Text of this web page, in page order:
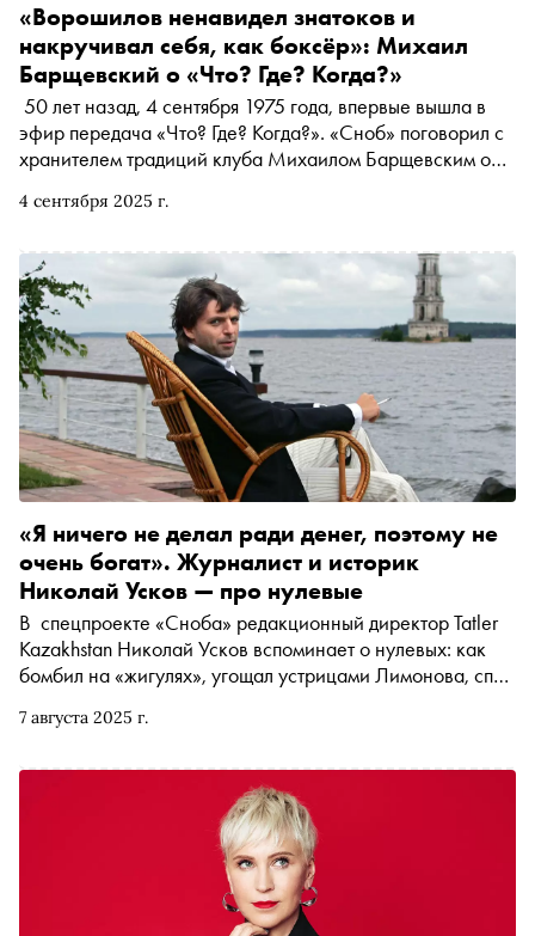
4 сентября 2025 г.
«Ворошилов ненавидел знатоков и
накручивал себя, как боксёр»: Михаил
Барщевский о «Что? Где? Когда?»
50 лет назад, 4 сентября 1975 года, впервые вышла в
эфир передача «Что? Где? Когда?». «Сноб» поговорил с
хранителем традиций клуба Михаилом Барщевским о
изменениях в игре, любимых знатоках и том самом
помните (а он — нет)
7 августа 2025 г.
«Я ничего не делал ради денег, поэтому не
очень богат». Журналист и историк
Николай Усков — про нулевые
В спецпроекте «Сноба» редакционный директор Tatler
Kazakhstan Николай Усков вспоминает о нулевых: как
бомбил на «жигулях», угощал устрицами Лимонова, спал
фраке, формулировал смыслы на Лондонском
Ксению Собчак